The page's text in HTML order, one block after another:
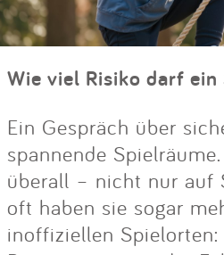
Wie viel Risiko darf
Ein Gespräch über
spannende
überall – nicht nur auf
oft haben sie sogar
inoffiziellen Spielorten: